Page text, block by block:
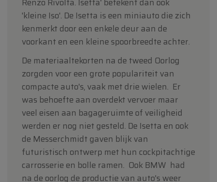
'kleine Iso'. De Isetta is een miniauto die zich
kenmerkt door een enkele deur aan de
voorkant en een kleine spoorbreedte achter.
De materiaaltekorten na de tweed Oorlog
zorgden voor een grote populariteit van
compacte auto's, vaak met drie wielen. Er
was behoefte aan overdekt vervoer maar
veel eisen aan bagageruimte of veiligheid
werden er nog niet gesteld. De Isetta en ook
de Messerchmidt gaven blijk van
futuristisch ontwerp met hun cockpitachtige
carrosserie en bolle ramen. Ook BMW had
na de oorlog de productie van auto's weer